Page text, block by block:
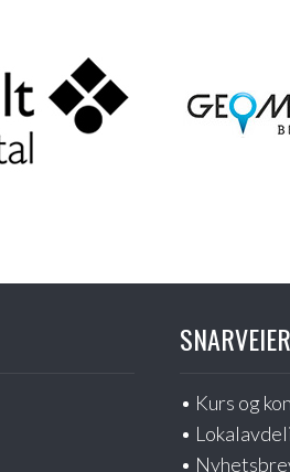
SNARVEIER
Kurs og